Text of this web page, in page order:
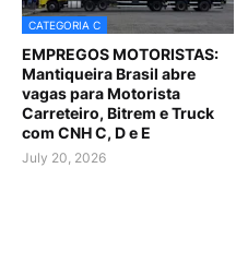
CATEGORIA C
EMPREGOS MOTORISTAS:
Mantiqueira Brasil abre
vagas para Motorista
Carreteiro, Bitrem e Truck
com CNH C, D e E
July 20, 2026